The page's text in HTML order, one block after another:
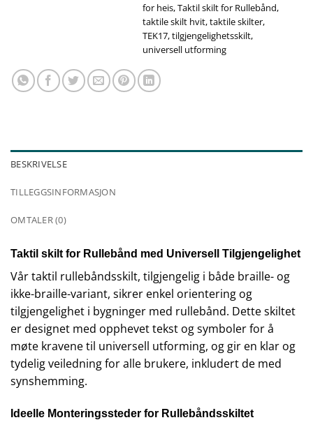
for heis,Taktil skilt for Rullebånd,
taktile skilt hvit,taktile skilter,
TEK17,tilgjengelighetsskilt,
universell utforming
BESKRIVELSE
TILLEGGSINFORMASJON
OMTALER (0)
Taktil skilt for Rullebånd med Universell Tilgjengelighet
Vår taktil rullebåndsskilt, tilgjengelig i både braille- og
ikke-braille-variant, sikrer enkel orientering og
tilgjengelighet i bygninger med rullebånd. Dette skiltet
er designet med opphevet tekst og symboler for å
møte kravene til universell utforming, og gir en klar og
tydelig veiledning for alle brukere, inkludert de med
synshemming.
Ideelle Monteringssteder for Rullebåndsskiltet